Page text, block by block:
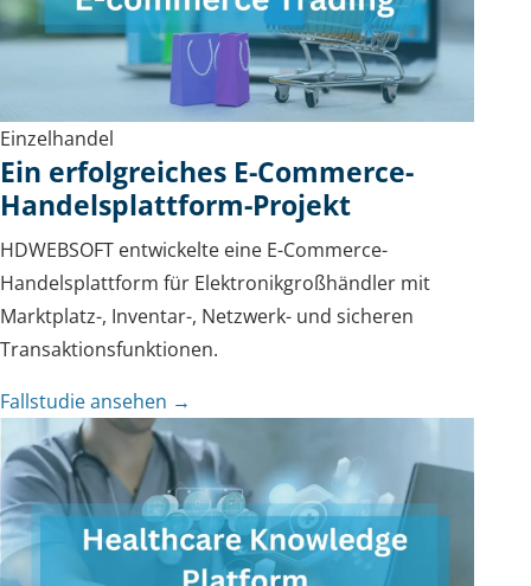
Einzelhandel
Ein erfolgreiches E-Commerce-
Handelsplattform-Projekt
HDWEBSOFT entwickelte eine E-Commerce-
Handelsplattform für Elektronikgroßhändler mit
Marktplatz-, Inventar-, Netzwerk- und sicheren
Transaktionsfunktionen.
Fallstudie ansehen →